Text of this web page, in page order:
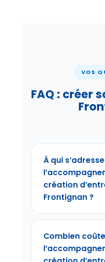
VOS
FAQ : créer
À qui s’adresse
création
Frontignan ?
tous les
Frontignan et
quel que soit
Combien coûte